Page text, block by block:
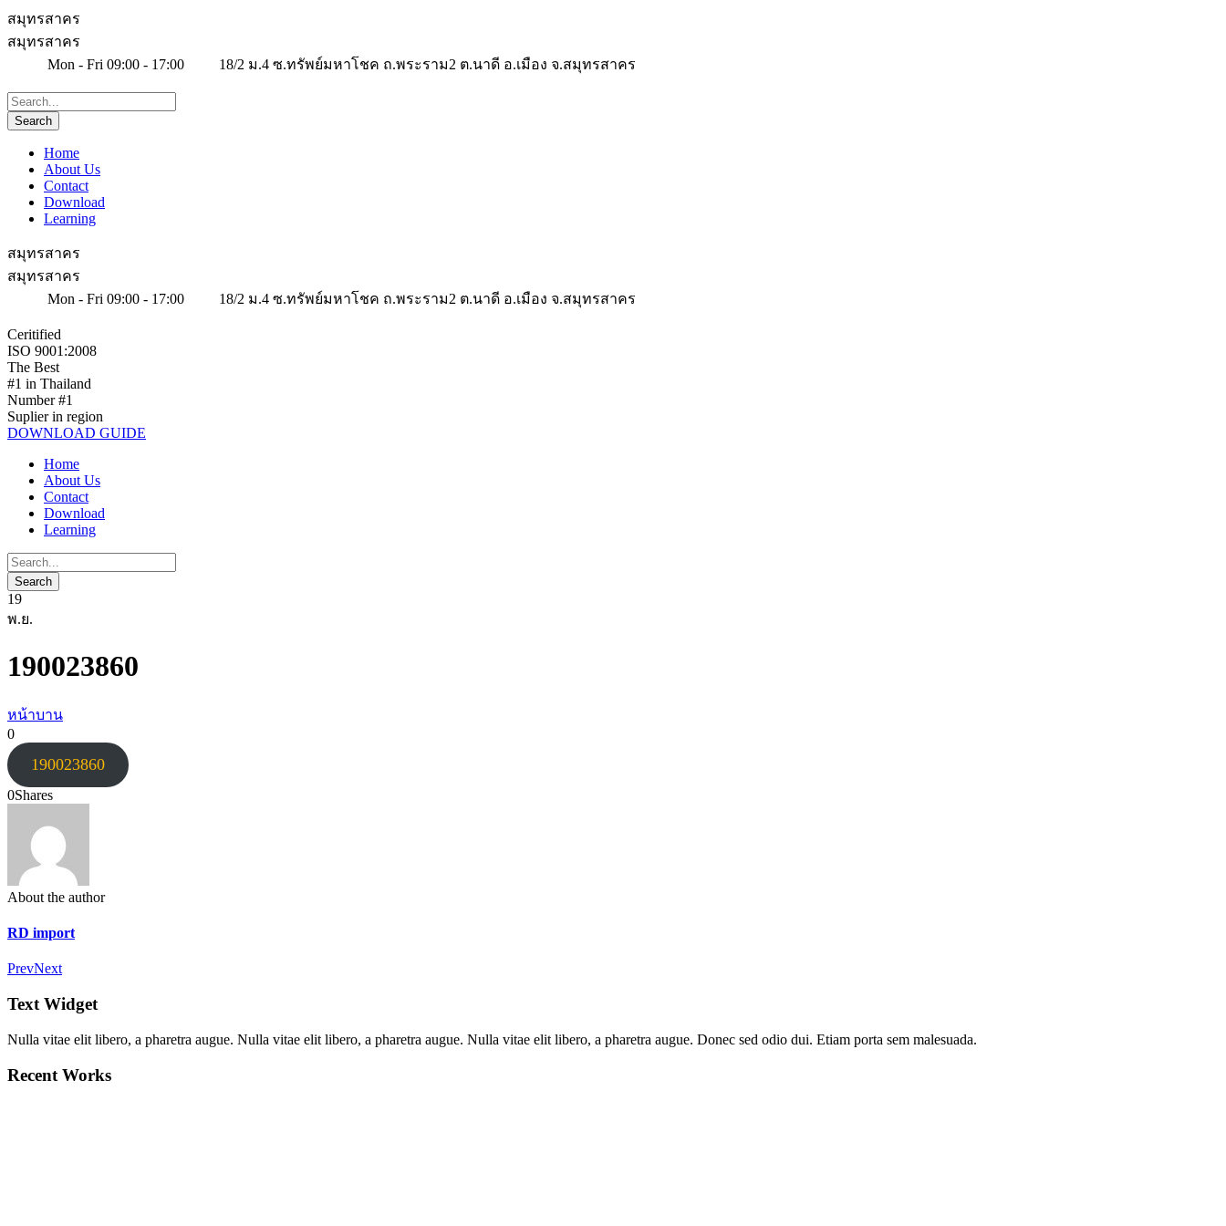
สมุทรสาคร
สมุทรสาคร
Mon - Fri 09:00 - 17:00
18/2 ม.4 ซ.ทรัพย์มหาโชค ถ.พระราม2 ต.นาดี อ.เมือง จ.สมุทรสาคร
Home
About Us
Contact
Download
Learning
สมุทรสาคร
สมุทรสาคร
Mon - Fri 09:00 - 17:00
18/2 ม.4 ซ.ทรัพย์มหาโชค ถ.พระราม2 ต.นาดี อ.เมือง จ.สมุทรสาคร
Ceritified
ISO 9001:2008
The Best
#1 in Thailand
Number #1
Suplier in region
DOWNLOAD GUIDE
Home
About Us
Contact
Download
Learning
19
พ.ย.
190023860
หน้าบาน
0
190023860
0Shares
About the author
RD import
PrevNext
Text Widget
Nulla vitae elit libero, a pharetra augue. Nulla vitae elit libero, a pharetra augue. Nulla vitae elit libero, a pharetra augue. Donec sed odio dui. Etiam porta sem malesuada.
Recent Works